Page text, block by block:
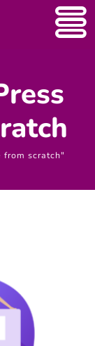
from scratch"